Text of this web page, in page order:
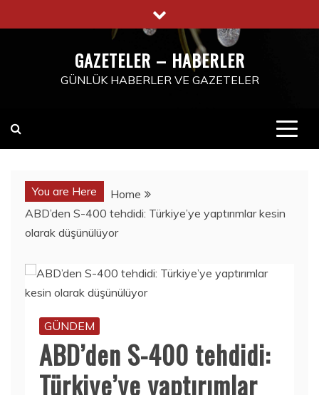
to
GAZETELER – HABERLER
GÜNLÜK HABERLER VE GAZETELER
You are Here
Home
ABD’den S-400 tehdidi: Türkiye’ye yaptırımlar kesin
olarak düşünülüyor
GÜNDEM
ABD’den S-400 tehdidi:
Türkiye’ye yaptırımlar